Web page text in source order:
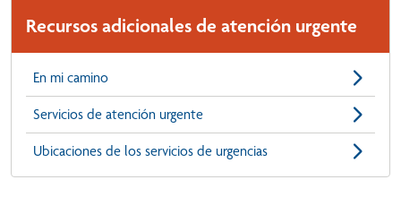
Recursos adicionales de atención urgente
En mi camino
Servicios de atención urgente
Ubicaciones de los servicios de urgencias